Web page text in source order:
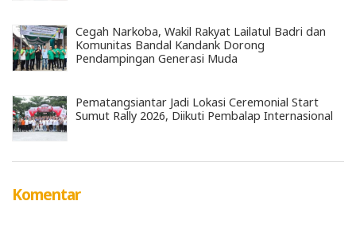
Cegah Narkoba, Wakil Rakyat Lailatul Badri dan
Komunitas Bandal Kandank Dorong
Pendampingan Generasi Muda
Pematangsiantar Jadi Lokasi Ceremonial Start
Sumut Rally 2026, Diikuti Pembalap Internasional
Komentar